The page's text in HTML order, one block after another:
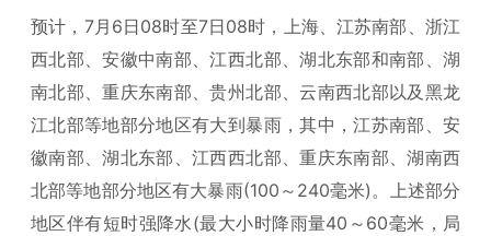
预计，7月6日08时至7日08时，上海、江苏南部、浙江
西北部、安徽中南部、江西北部、湖北东部和南部、湖
南北部、重庆东南部、贵州北部、云南西北部以及黑龙
江北部等地部分地区有大到暴雨，其中，江苏南部、安
徽南部、湖北东部、江西西北部、重庆东南部、湖南西
北部等地部分地区有大暴雨(100～240毫米)。上述部分
地区伴有短时强降水(最大小时降雨量40～60毫米，局